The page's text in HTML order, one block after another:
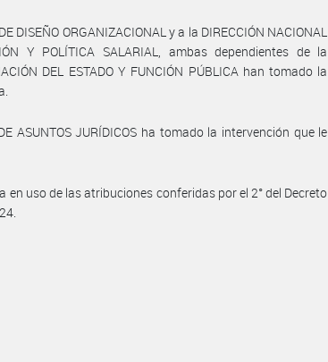
DISEÑO ORGANIZACIONAL y a la DIRECCIÓN NACIONAL
Y POLÍTICA SALARIAL, ambas dependientes de la
DEL ESTADO Y FUNCIÓN PÚBLICA han tomado la
ASUNTOS JURÍDICOS ha tomado la intervención que le
en uso de las atribuciones conferidas por el 2° del Decreto